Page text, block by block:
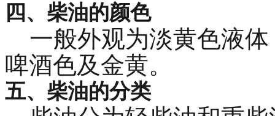
四、柴油的颜色
一般外观为淡黄色液体
啤酒色及金黄。
五、柴油的分类